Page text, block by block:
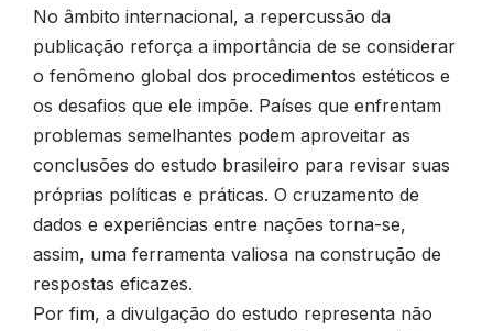
No âmbito internacional, a repercussão da
publicação reforça a importância de se considerar
o fenômeno global dos procedimentos estéticos e
os desafios que ele impõe. Países que enfrentam
problemas semelhantes podem aproveitar as
conclusões do estudo brasileiro para revisar suas
próprias políticas e práticas. O cruzamento de
dados e experiências entre nações torna-se,
assim, uma ferramenta valiosa na construção de
respostas eficazes.
Por fim, a divulgação do estudo representa não